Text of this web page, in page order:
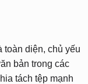
toàn diện, chủ yếu
bản trong các
tách tệp mạnh